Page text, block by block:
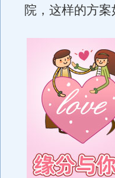
院，这样的方案